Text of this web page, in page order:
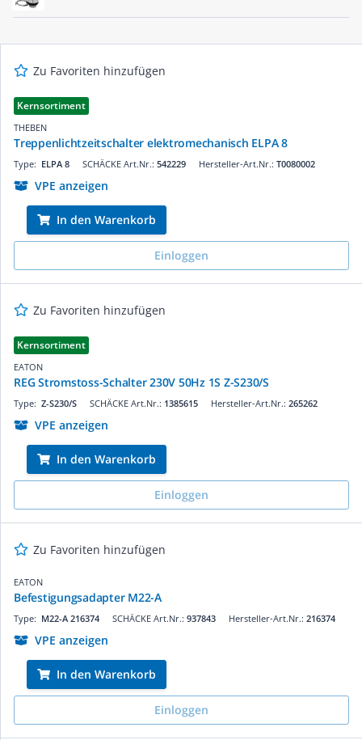
Zu Favoriten hinzufügen
Kernsortiment
THEBEN
Treppenlichtzeitschalter elektromechanisch ELPA 8
SCHÄCKE Art.Nr.: 542229
Type: ELPA 8 Hersteller-Art.Nr.: T0080002
VPE anzeigen
In den Warenkorb
Einloggen
Zu Favoriten hinzufügen
Kernsortiment
EATON
REG Stromstoss-Schalter 230V 50Hz 1S Z-S230/S
SCHÄCKE Art.Nr.: 1385615
Type: Z-S230/S Hersteller-Art.Nr.: 265262
VPE anzeigen
In den Warenkorb
Einloggen
Zu Favoriten hinzufügen
EATON
Befestigungsadapter M22-A
SCHÄCKE Art.Nr.: 937843
Type: M22-A 216374 Hersteller-Art.Nr.: 216374
VPE anzeigen
In den Warenkorb
Einloggen